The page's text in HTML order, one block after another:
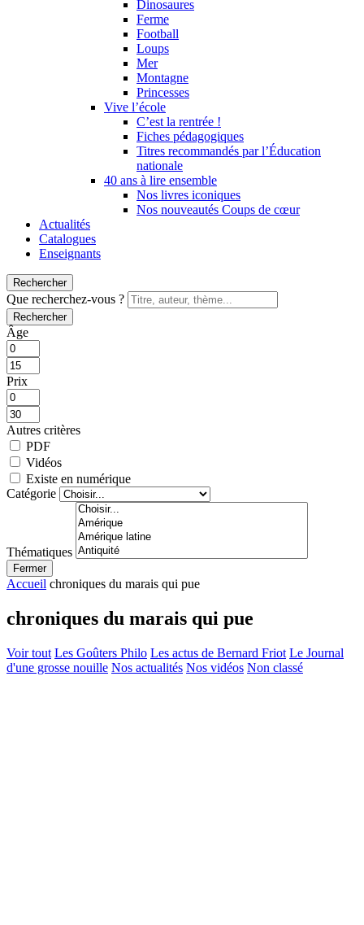
Dinosaures
Ferme
Football
Loups
Mer
Montagne
Princesses
Vive l’école
C’est la rentrée !
Fiches pédagogiques
Titres recommandés par l’Éducation
nationale
40 ans à lire ensemble
Nos livres iconiques
Nos nouveautés Coups de cœur
Actualités
Catalogues
Enseignants
Rechercher
Que recherchez-vous ?
Rechercher
Âge
Prix
Autres critères
PDF
Vidéos
Existe en numérique
Catégorie
Thématiques
Fermer
Accueil chroniques du marais qui pue
chroniques du marais qui pue
Voir tout Les Goûters Philo Les actus de Bernard Friot Le Journal
d'une grosse nouille Nos actualités Nos vidéos Non classé